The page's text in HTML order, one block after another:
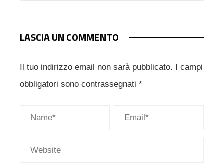
LASCIA UN COMMENTO
Il tuo indirizzo email non sarà pubblicato. I campi
obbligatori sono contrassegnati *